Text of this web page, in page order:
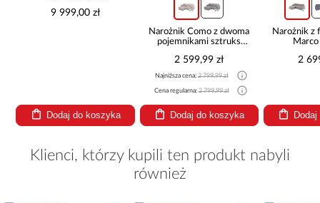
9 999,00 zł
Dodaj do koszyka
Narożnik Como z dwoma
pojemnikami sztruks
2 599,99 zł
Najniższa cena:2 799,99 zł
Cena regularna:2 799,99 zł
Dodaj do koszyka
Narożnik z
2
Klienci, którzy kupili ten produkt nabyli
również